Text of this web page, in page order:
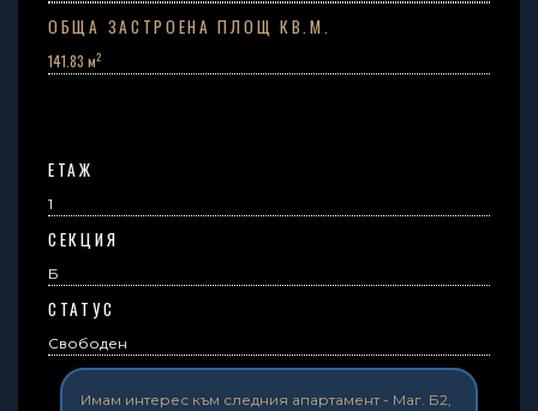
ОБЩА ЗАСТРОЕНА ПЛОЩ КВ.М.
141.83 м2
ЕТАЖ
1
СЕКЦИЯ
Б
СТАТУС
Свободен
Имам интерес към следния апартамент - Маг. Б2,